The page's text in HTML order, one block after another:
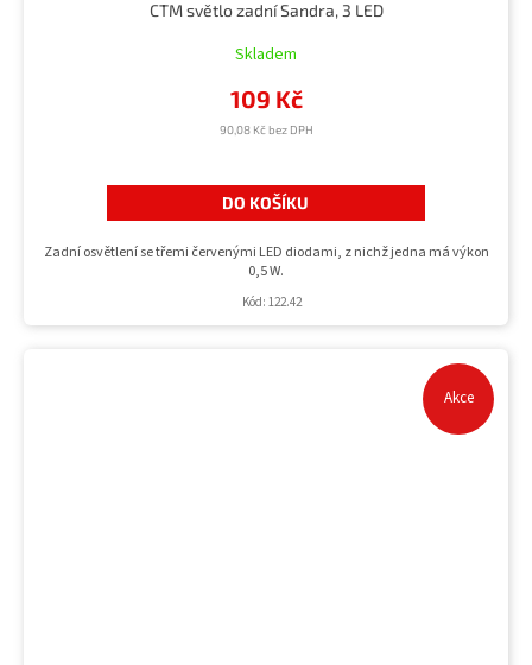
CTM světlo zadní Sandra, 3 LED
Skladem
90,08 Kč bez DPH
109 Kč
DO KOŠÍKU
Zadní osvětlení se třemi červenými LED diodami, z nichž jedna má výkon
0,5 W.
Kód: 122.42
Akce